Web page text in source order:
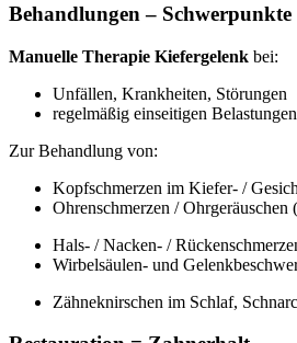
Behandlungen – Schwerpunkte
Manuelle Therapie Kiefergelenk bei:
Unfällen, Krankheiten, Störungen
regelmäßig einseitigen Belastungen
Zur Behandlung von:
Kopfschmerzen im Kiefer- /
Ohrenschmerzen / Ohrgeräuschen
Hals- / Nacken- /
Wirbelsäulen- und
Zähneknirschen im Schlaf,